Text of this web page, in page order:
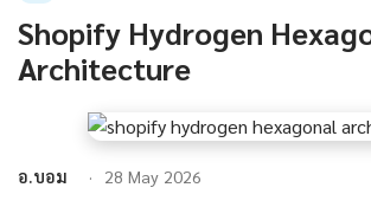
Shopify Hydrogen
Architecture
อ.บอม 28 May 2026